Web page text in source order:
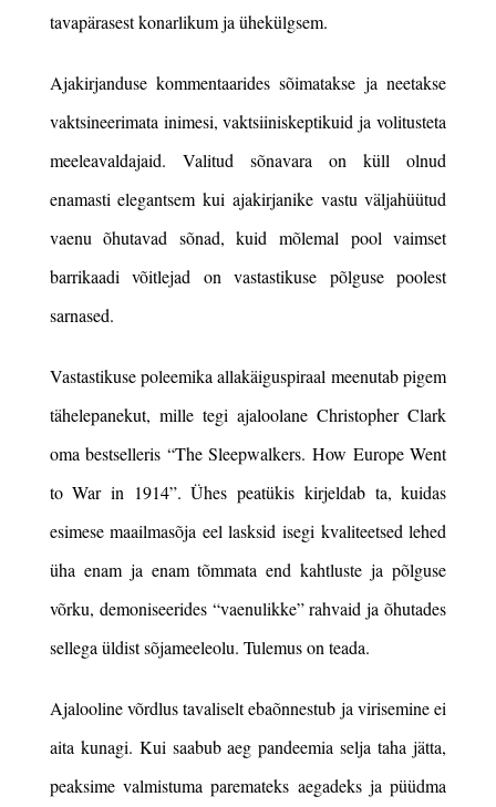
tavapärasest konarlikum ja ühekülgsem.
Ajakirjanduse kommentaarides sõimatakse ja neetakse
vaktsineerimata inimesi, vaktsiiniskeptikuid ja volitusteta
meeleavaldajaid. Valitud sõnavara on küll olnud
enamasti elegantsem kui ajakirjanike vastu väljahüütud
vaenu õhutavad sõnad, kuid mõlemal pool vaimset
barrikaadi võitlejad on vastastikuse põlguse poolest
sarnased.
Vastastikuse poleemika allakäiguspiraal meenutab pigem
tähelepanekut, mille tegi ajaloolane Christopher Clark
oma bestselleris “The Sleepwalkers. How Europe Went
to War in 1914”. Ühes peatükis kirjeldab ta, kuidas
esimese maailmasõja eel lasksid isegi kvaliteetsed lehed
üha enam ja enam tõmmata end kahtluste ja põlguse
võrku, demoniseerides “vaenulikke” rahvaid ja õhutades
sellega üldist sõjameeleolu. Tulemus on teada.
Ajalooline võrdlus tavaliselt ebaõnnestub ja virisemine ei
aita kunagi. Kui saabub aeg pandeemia selja taha jätta,
peaksime valmistuma paremateks aegadeks ja püüdma